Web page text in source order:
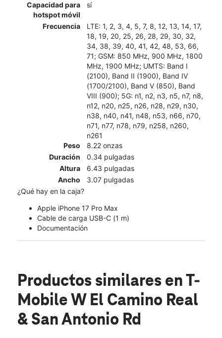
Capacidad para
hotspot móvil
sí
Frecuencia
LTE: 1, 2, 3, 4, 5, 7, 8, 12, 13, 14, 17,
18, 19, 20, 25, 26, 28, 29, 30, 32,
34, 38, 39, 40, 41, 42, 48, 53, 66,
71; GSM: 850 MHz, 900 MHz, 1800
MHz, 1900 MHz; UMTS: Band I
(2100), Band II (1900), Band IV
(1700/2100), Band V (850), Band
VIII (900); 5G: n1, n2, n3, n5, n7, n8,
n12, n20, n25, n26, n28, n29, n30,
n38, n40, n41, n48, n53, n66, n70,
n71, n77, n78, n79, n258, n260,
n261
Peso
8.22 onzas
Duración
0.34 pulgadas
Altura
6.43 pulgadas
Ancho
3.07 pulgadas
¿Qué hay en la caja?
Apple iPhone 17 Pro Max
Cable de carga USB-C (1 m)
Documentación
Productos similares en T-
Mobile W El Camino Real
& San Antonio Rd